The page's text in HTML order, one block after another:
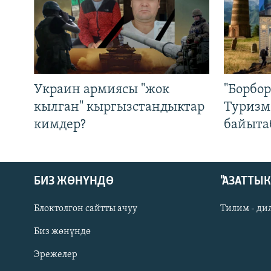
Русский
Украин армиясы "жок
кылган" кыргызстандыктар
кимдер?
БИЗ ЖӨНҮНДӨ
Блоктолгон сайтты ачуу
Биз жөнүндө
Эрежелер
Тилим -